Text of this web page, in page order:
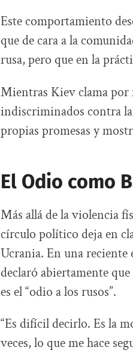
Este comportamiento
que de cara a la
rusa, pero que en la
Mientras Kiev clama por
indiscriminados contra
propias promesas y
El Odio como
Más allá de la violencia
círculo político deja en
Ucrania. En una
declaró abiertamente
es el “odio a los rusos”.
“Es difícil decirlo. Es la
veces, lo que me hace